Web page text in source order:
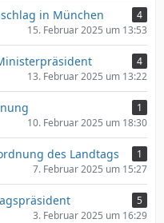
in München
4
15. Februar 2025 um 13:53
4
13. Februar 2025 um 13:22
1
10. Februar 2025 um 18:30
des Landtags
1
7. Februar 2025 um 15:27
5
3. Februar 2025 um 16:29